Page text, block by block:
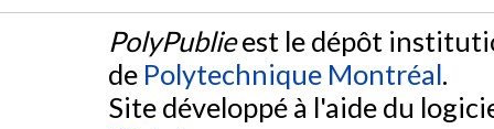
PolyPublieest le dépôt
de Polytechnique Montréal.
Site développé à l'aide du